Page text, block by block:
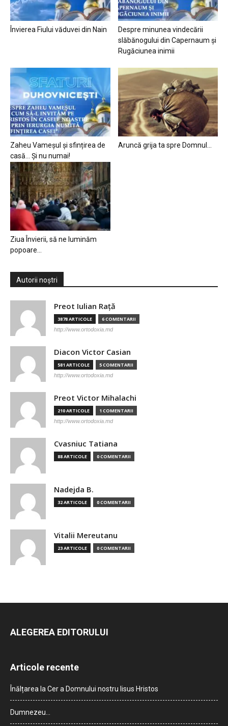
Învierea Fiului văduvei din Nain
Despre minunea vindecării
slăbănogului din Capernaum și
Rugăciunea inimii
Zaheu Vameșul și sfințirea de
casă… Și nu numai!
Aruncă grija ta spre Domnul…
Ziua Învierii, să ne luminăm
popoare…
Autorii noștri
Preot Iulian Raţă
3878 ARTICOLE 6 COMENTARII
http://www.ortodoxia.md
Diacon Victor Casian
581 ARTICOLE 5 COMENTARII
http://www.ortodoxia.md
Preot Victor Mihalachi
210 ARTICOLE 1 COMENTARII
http://www.ortodoxia.md
Cvasniuc Tatiana
88 ARTICOLE 0 COMENTARII
Nadejda B.
32 ARTICOLE 0 COMENTARII
Vitalii Mereutanu
23 ARTICOLE 0 COMENTARII
ALEGEREA EDITORULUI
Articole recente
Înălțarea la Cer a Domnului nostru Iisus Hristos
Dumnezeu…